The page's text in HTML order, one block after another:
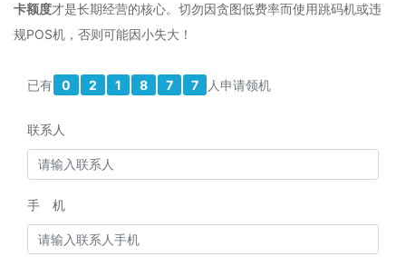
卡额度才是长期经营的核心。切勿因贪图低费率而使用跳码机或违
规POS机，否则可能因小失大！
已有 0 2 1 8 7 7 人申请领机
联系人
手 机